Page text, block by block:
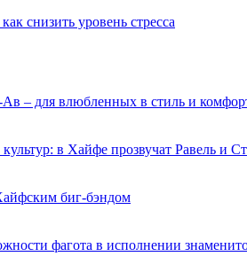
снизить уровень стресса
Ав – для влюбленных в стиль и
в Хайфе прозвучат Равель и
биг-бэндом
фагота в исполнении